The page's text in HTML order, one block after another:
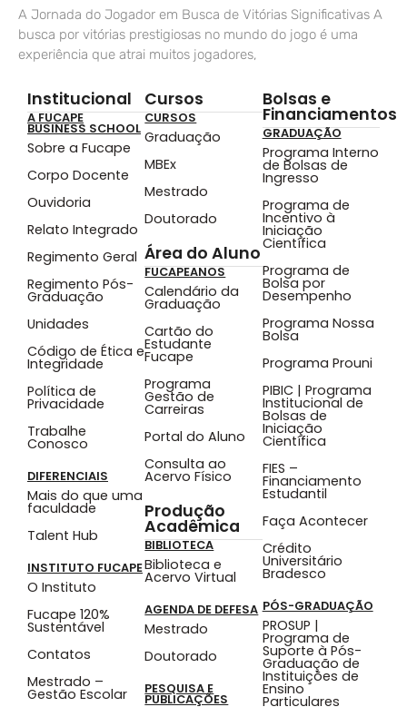
A Jornada do Jogador em Busca de Vitórias Significativas A
busca por vitórias prestigiosas no mundo do jogo é uma
experiência que atrai muitos jogadores,
Institucional
A FUCAPE
BUSINESS SCHOOL
Sobre a Fucape
Corpo Docente
Ouvidoria
Relato Integrado
Regimento Geral
Regimento Pós-
Graduação
Unidades
Código de Ética e
Integridade
Política de
Privacidade
Trabalhe
Conosco
DIFERENCIAIS
Mais do que uma
faculdade
Talent Hub
INSTITUTO FUCAPE
O Instituto
Fucape 120%
Sustentável
Contatos
Mestrado –
Gestão Escolar
Cursos
CURSOS
Graduação
MBEx
Mestrado
Doutorado
Área do Aluno
FUCAPEANOS
Calendário da
Graduação
Cartão do
Estudante
Fucape
Programa
Gestão de
Carreiras
Portal do Aluno
Consulta ao
Acervo Físico
Produção
Acadêmica
BIBLIOTECA
Biblioteca e
Acervo Virtual
AGENDA DE DEFESA
Mestrado
Doutorado
PESQUISA E
PUBLICAÇÕES
Bolsas e
Financiamentos
GRADUAÇÃO
Programa Interno
de Bolsas de
Ingresso
Programa de
Incentivo à
Iniciação
Científica
Programa de
Bolsa por
Desempenho
Programa Nossa
Bolsa
Programa Prouni
PIBIC | Programa
Institucional de
Bolsas de
Iniciação
Científica
FIES –
Financiamento
Estudantil
Faça Acontecer
Crédito
Universitário
Bradesco
PÓS-GRADUAÇÃO
PROSUP |
Programa de
Suporte à Pós-
Graduação de
Instituições de
Ensino
Particulares